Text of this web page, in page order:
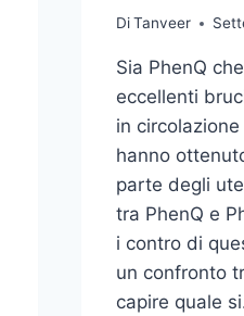
Di Tanveer
Sia PhenQ
eccellenti
in circolazione
hanno
parte degli
tra PhenQ e
i contro di
un confronto
capire quale